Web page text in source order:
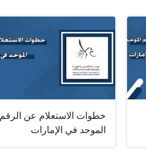
خطوات الاستعلام عن الرقم
الموحد في الإمارات